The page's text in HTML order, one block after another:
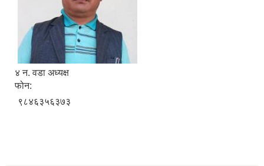
४ न. वडा अध्यक्ष
फोन:
९८४६३५६३७३